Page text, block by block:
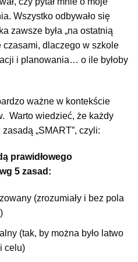
Wszystko odbywało się
zawsze była „na ostatnią
czasami, dlaczego w szkole
i planowania… o ile byłoby
ważne w kontekście
Warto wiedzieć, że każdy
„SMART”, czyli:
prawidłowego
5 zasad:
(zrozumiały i bez pola
(tak, by można było latwo
celu)